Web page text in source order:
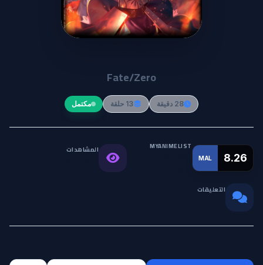
Fate/Zero
Fate/Zero
28 دقيقة 13 حلقة مكتمل
MAL 8.26
MYANIMELIST المشاهدات
التعليقات